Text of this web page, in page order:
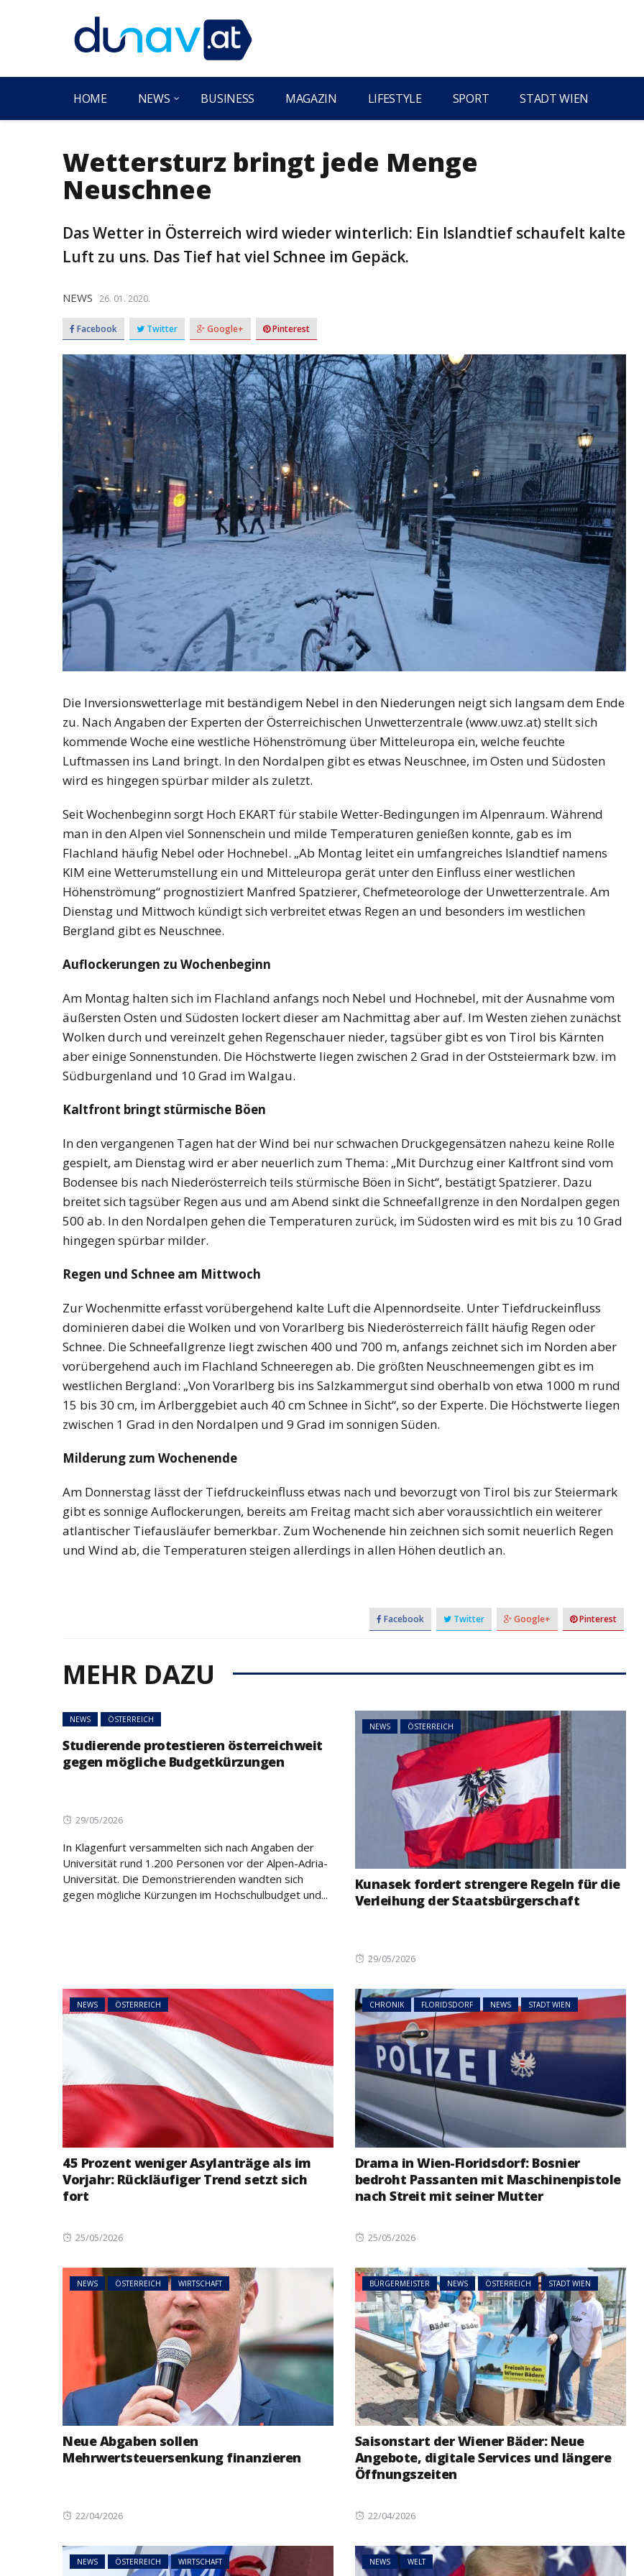
HOME NEWS BUSINESS MAGAZIN LIFESTYLE SPORT STADT WIEN
Wettersturz bringt jede Menge
Neuschnee
Das Wetter in Österreich wird wieder winterlich: Ein Islandtief schaufelt kalte
Luft zu uns. Das Tief hat viel Schnee im Gepäck.
NEWS 26. 01. 2020.
Facebook Twitter Google+ Pinterest
Die Inversionswetterlage mit beständigem Nebel in den Niederungen neigt sich langsam dem Ende
zu. Nach Angaben der Experten der Österreichischen Unwetterzentrale (www.uwz.at) stellt sich
kommende Woche eine westliche Höhenströmung über Mitteleuropa ein, welche feuchte
Luftmassen ins Land bringt. In den Nordalpen gibt es etwas Neuschnee, im Osten und Südosten
wird es hingegen spürbar milder als zuletzt.
Seit Wochenbeginn sorgt Hoch EKART für stabile Wetter-Bedingungen im Alpenraum. Während
man in den Alpen viel Sonnenschein und milde Temperaturen genießen konnte, gab es im
Flachland häufig Nebel oder Hochnebel. „Ab Montag leitet ein umfangreiches Islandtief namens
KIM eine Wetterumstellung ein und Mitteleuropa gerät unter den Einfluss einer westlichen
Höhenströmung“ prognostiziert Manfred Spatzierer, Chefmeteorologe der Unwetterzentrale. Am
Dienstag und Mittwoch kündigt sich verbreitet etwas Regen an und besonders im westlichen
Bergland gibt es Neuschnee.
Auflockerungen zu Wochenbeginn
Am Montag halten sich im Flachland anfangs noch Nebel und Hochnebel, mit der Ausnahme vom
äußersten Osten und Südosten lockert dieser am Nachmittag aber auf. Im Westen ziehen zunächst
Wolken durch und vereinzelt gehen Regenschauer nieder, tagsüber gibt es von Tirol bis Kärnten
aber einige Sonnenstunden. Die Höchstwerte liegen zwischen 2 Grad in der Oststeiermark bzw. im
Südburgenland und 10 Grad im Walgau.
Kaltfront bringt stürmische Böen
In den vergangenen Tagen hat der Wind bei nur schwachen Druckgegensätzen nahezu keine Rolle
gespielt, am Dienstag wird er aber neuerlich zum Thema: „Mit Durchzug einer Kaltfront sind vom
Bodensee bis nach Niederösterreich teils stürmische Böen in Sicht“, bestätigt Spatzierer. Dazu
breitet sich tagsüber Regen aus und am Abend sinkt die Schneefallgrenze in den Nordalpen gegen
500 ab. In den Nordalpen gehen die Temperaturen zurück, im Südosten wird es mit bis zu 10 Grad
hingegen spürbar milder.
Regen und Schnee am Mittwoch
Zur Wochenmitte erfasst vorübergehend kalte Luft die Alpennordseite. Unter Tiefdruckeinfluss
dominieren dabei die Wolken und von Vorarlberg bis Niederösterreich fällt häufig Regen oder
Schnee. Die Schneefallgrenze liegt zwischen 400 und 700 m, anfangs zeichnet sich im Norden aber
vorübergehend auch im Flachland Schneeregen ab. Die größten Neuschneemengen gibt es im
westlichen Bergland: „Von Vorarlberg bis ins Salzkammergut sind oberhalb von etwa 1000 m rund
15 bis 30 cm, im Arlberggebiet auch 40 cm Schnee in Sicht“, so der Experte. Die Höchstwerte liegen
zwischen 1 Grad in den Nordalpen und 9 Grad im sonnigen Süden.
Milderung zum Wochenende
Am Donnerstag lässt der Tiefdruckeinfluss etwas nach und bevorzugt von Tirol bis zur Steiermark
gibt es sonnige Auflockerungen, bereits am Freitag macht sich aber voraussichtlich ein weiterer
atlantischer Tiefausläufer bemerkbar. Zum Wochenende hin zeichnen sich somit neuerlich Regen
und Wind ab, die Temperaturen steigen allerdings in allen Höhen deutlich an.
Facebook Twitter Google+ Pinterest
MEHR DAZU
NEWS ÖSTERREICH
Studierende protestieren österreichweit
gegen mögliche Budgetkürzungen
Posted
29/05/2026
In Klagenfurt versammelten sich nach Angaben der
Universität rund 1.200 Personen vor der Alpen-Adria-
Universität. Die Demonstrierenden wandten sich
gegen mögliche Kürzungen im Hochschulbudget und...
NEWS ÖSTERREICH
Kunasek fordert strengere Regeln für die
Verleihung der Staatsbürgerschaft
Posted
29/05/2026
NEWS ÖSTERREICH
45 Prozent weniger Asylanträge als im
Vorjahr: Rückläufiger Trend setzt sich
fort
Posted
25/05/2026
CHRONIK FLORIDSDORF NEWS STADT WIEN
Drama in Wien-Floridsdorf: Bosnier
bedroht Passanten mit Maschinenpistole
nach Streit mit seiner Mutter
Posted
25/05/2026
NEWS ÖSTERREICH WIRTSCHAFT
Neue Abgaben sollen
Mehrwertsteuersenkung finanzieren
Posted
22/04/2026
BÜRGERMEISTER NEWS ÖSTERREICH STADT WIEN
Saisonstart der Wiener Bäder: Neue
Angebote, digitale Services und längere
Öffnungszeiten
Posted
22/04/2026
NEWS ÖSTERREICH WIRTSCHAFT NEWS WELT
45 Prozent weniger
Asylanträge als im Vorjahr:
Rückläufiger Trend setzt
sich fort
ÖSTERREICH
Studierende protestieren
österreichweit gegen
mögliche Budgetkürzungen